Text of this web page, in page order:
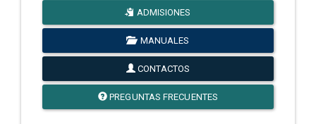
ADMISIONES
MANUALES
CONTACTOS
PREGUNTAS FRECUENTES